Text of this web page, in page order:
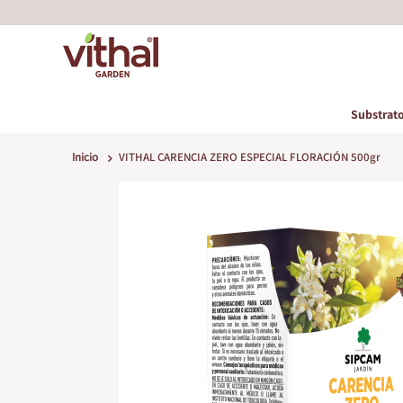
Inicio VITHAL CARENCIA ZERO ESPECIAL FLORACIÓN 500gr